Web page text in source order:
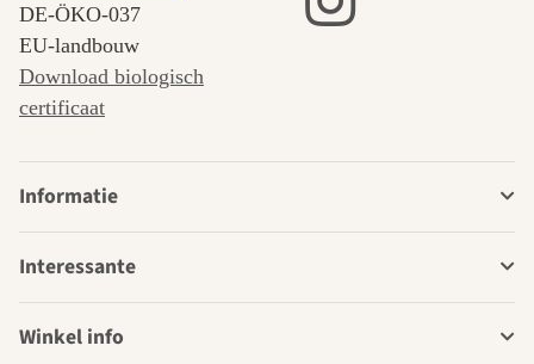
DE‑ÖKO‑037
EU-landbouw
Download biologisch
certificaat
Informatie
Interessante
Winkel info